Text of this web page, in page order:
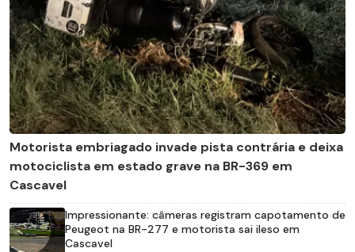
Motorista embriagado invade pista contrária e deixa
motociclista em estado grave na BR-369 em
Cascavel
Impressionante: câmeras registram capotamento de
Peugeot na BR-277 e motorista sai ileso em
Cascavel